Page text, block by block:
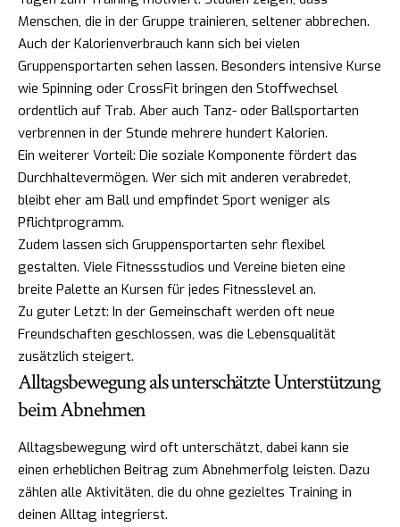
Menschen, die in der Gruppe trainieren, seltener abbrechen.
Auch der Kalorienverbrauch kann sich bei vielen
Gruppensportarten sehen lassen. Besonders intensive Kurse
wie Spinning oder CrossFit bringen den Stoffwechsel
ordentlich auf Trab. Aber auch Tanz- oder Ballsportarten
verbrennen in der Stunde mehrere hundert Kalorien.
Ein weiterer Vorteil: Die soziale Komponente fördert das
Durchhaltevermögen. Wer sich mit anderen verabredet,
bleibt eher am Ball und empfindet Sport weniger als
Pflichtprogramm.
Zudem lassen sich Gruppensportarten sehr flexibel
gestalten. Viele Fitnessstudios und Vereine bieten eine
breite Palette an Kursen für jedes Fitnesslevel an.
Zu guter Letzt: In der Gemeinschaft werden oft neue
Freundschaften geschlossen, was die Lebensqualität
zusätzlich steigert.
Alltagsbewegung als unterschätzte Unterstützung
beim Abnehmen
Alltagsbewegung wird oft unterschätzt, dabei kann sie
einen erheblichen Beitrag zum Abnehmerfolg leisten. Dazu
zählen alle Aktivitäten, die du ohne gezieltes Training in
deinen Alltag integrierst.